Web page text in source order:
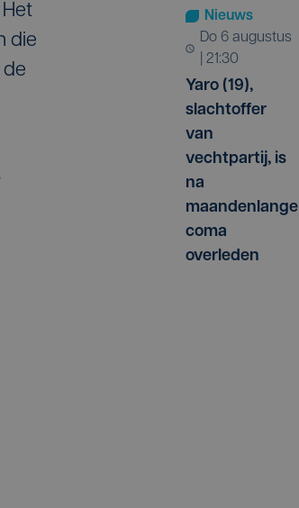
die
Nieuws
do 6 augustus
| 21:30
Yaro (19),
slachtoffer
van
vechtpartij, is
na
maandenlange
coma
overleden